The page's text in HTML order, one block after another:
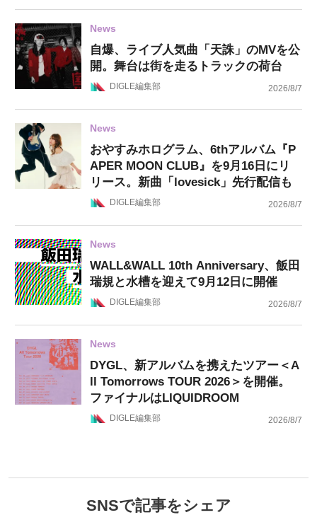
News
自爆、ライブ人気曲「天誅」のMVを公
開。舞台は街を走るトラックの荷台
DIGLE編集部 2026/8/7
News
おやすみホログラム、6thアルバム『P
APER MOON CLUB』を9月16日にリ
リース。新曲「lovesick」先行配信も
DIGLE編集部 2026/8/7
News
WALL&WALL 10th Anniversary、飯田
瑞規と水槽を迎えて9月12日に開催
DIGLE編集部 2026/8/7
News
DYGL、新アルバムを携えたツアー＜A
ll Tomorrows TOUR 2026＞を開催。
ファイナルはLIQUIDROOM
DIGLE編集部 2026/8/7
SNSで記事をシェア